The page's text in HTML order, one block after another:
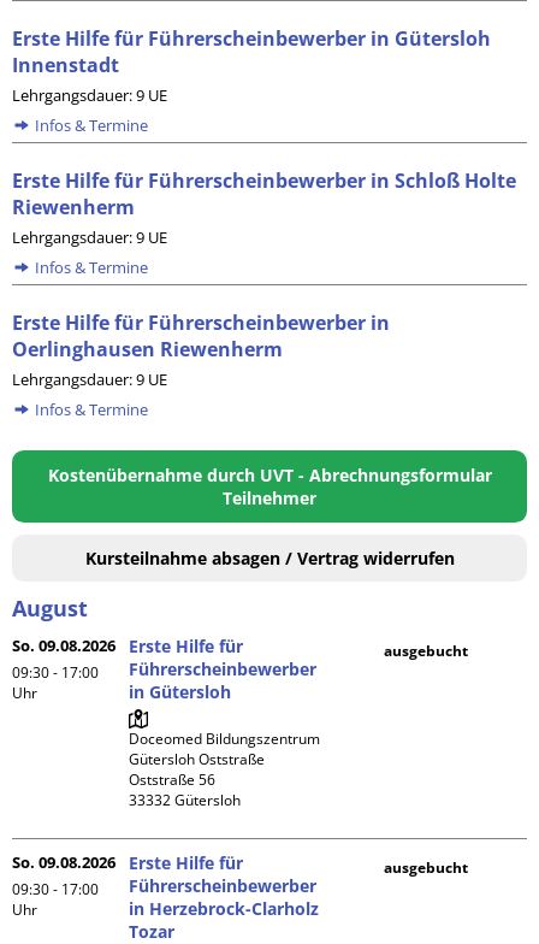
Erste Hilfe für Führerscheinbewerber in Gütersloh
Innenstadt
Lehrgangsdauer: 9 UE
Infos & Termine
Erste Hilfe für Führerscheinbewerber in Schloß Holte
Riewenherm
Lehrgangsdauer: 9 UE
Infos & Termine
Erste Hilfe für Führerscheinbewerber in
Oerlinghausen Riewenherm
Lehrgangsdauer: 9 UE
Infos & Termine
Kostenübernahme durch UVT - Abrechnungsformular
Teilnehmer
Kursteilnahme absagen / Vertrag widerrufen
August
So. 09.08.2026
09:30 - 17:00
Uhr
Erste Hilfe für
Führerscheinbewerber
in Gütersloh
Doceomed Bildungszentrum
Gütersloh Oststraße
Oststraße 56
ausgebucht
So. 09.08.2026
09:30 - 17:00
Uhr
Erste Hilfe für
Führerscheinbewerber
in Herzebrock-Clarholz
Tozar
ausgebucht